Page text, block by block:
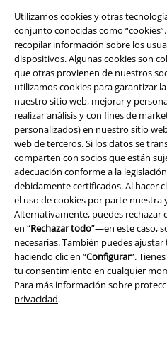
Utilizamos cookies y otras
conjunto conocidas como
recopilar información sobre los
dispositivos. Algunas cookies son
que otras provienen de nuestros
utilizamos cookies para garantizar
nuestro sitio web, mejorar y
realizar análisis y con fines de
personalizados) en nuestro sitio
web de terceros. Si los datos se
comparten con socios que están
adecuación conforme a la
debidamente certificados. Al hacer
el uso de cookies por parte nuestra
Alternativamente, puedes rechazar
en “Rechazar todo”—en este caso,
necesarias. También puedes
haciendo clic en “Configurar”.
tu consentimiento en cualquier
Para más información sobre
privacidad.
EMP Eventos
Programa de Afiliados
Sostenibilidad